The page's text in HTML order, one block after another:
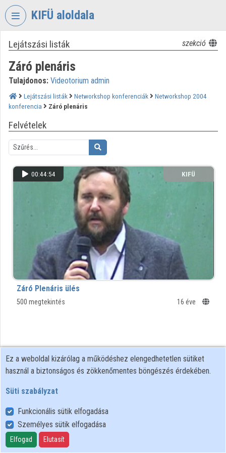
Fejléc kihagyása
KIFÜ aloldala
VIDEOTORIUM
KORMÁNYZATI
INFORMATIKAI
FEJLESZTÉSI
ÜGYNÖKSÉG
Intézményi kezdőlap
Bejelentkezés
Intézményi felfedezés
Intézményi listák
Intézmények
Közreműködők
Lejátszási listák szekció
Záró plenáris
Tulajdonos: Videotorium admin
Lejátszási listák Networkshop konferenciák
Networkshop 2004
konferencia
Záró plenáris
Felvételek
00:44:54 KIFÜ
Záró Plenáris ülés
500 megtekintés 16 éve
Felhasználói szabályzat
Adatkezelési tájékoztató
Süti szabályzat
Ez a weboldal kizárólag a működéshez elengedhetetlen sütiket
használ a biztonságos és zökkenőmentes böngészés érdekében.
Süti szabályzat
Funkcionális sütik elfogadása
Személyes sütik elfogadása
Elfogad Elutasít